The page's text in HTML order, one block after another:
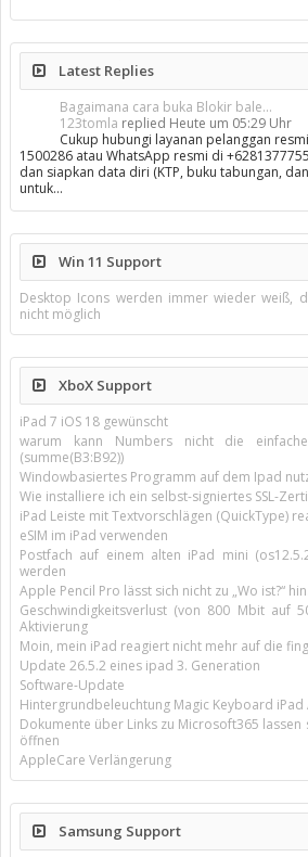
Latest Replies
Bagaimana cara buka Blokir bale...
123tomla replied Heute um 05:29 Uhr
Cukup hubungi layanan pelanggan
1500286 atau WhatsApp resmi di
dan siapkan data diri (KTP, buku tabungan,
untuk…
Win 11 Support
Desktop Icons werden immer wieder weiß,
nicht möglich
XboX Support
iPad 7 iOS 18 gewünscht
warum kann Numbers nicht die einfache
(summe(B3:B92))
Windowbasiertes Programm auf dem Ipad
Wie installiere ich ein selbst-signiertes SSL-
iPad Leiste mit Textvorschlägen (QuickType)
eSIM im iPad verwenden
Postfach auf einem alten iPad mini
werden
Apple Pencil Pro lässt sich nicht zu „Wo ist?“
Geschwindigkeitsverlust (von 800 Mbit auf
Aktivierung
Moin, mein iPad reagiert nicht mehr auf die
Update 26.5.2 eines ipad 3. Generation
Software-Update
Hintergrundbeleuchtung Magic Keyboard iPad
Dokumente über Links zu Microsoft365 lassen
öffnen
AppleCare Verlängerung
Samsung Support